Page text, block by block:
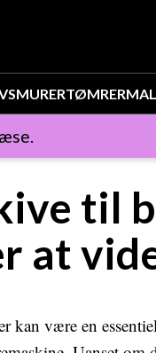
MURERTØMRER
til
at
kan være en